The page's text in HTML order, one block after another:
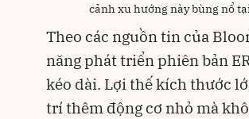
cảnh xu hướng này bùng nổ
Theo các nguồn tin của
năng phát triển phiên bản
kéo dài. Lợi thế kích thước
trí thêm động cơ nhỏ mà